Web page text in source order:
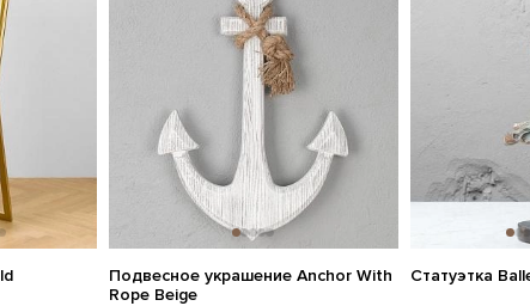
Подвесное украшение Anchor With
Rope Beige
Статуэтка